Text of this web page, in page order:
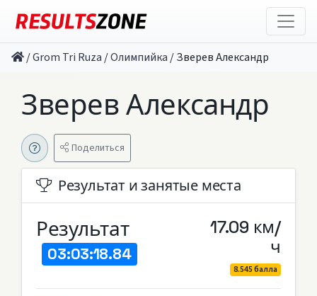
/Grom Tri Ruza /Олимпийка /Зверев Александр
Зверев Александр
Поделиться
Результат и занятые места
Результат
03:03:18.84
17.09 км/
ч
8.545 балла